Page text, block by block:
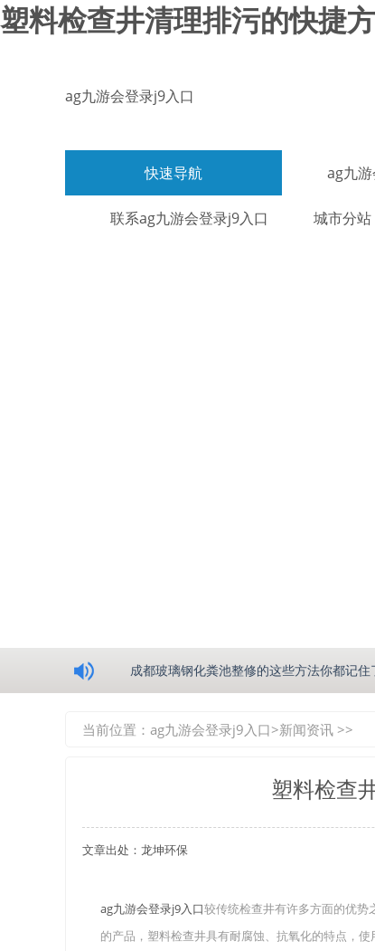
塑料检查井清理排污的快捷
ag九游会登录j9入口
快速导航 ag九
联系ag九游会登录j9入口 城市分站
成都玻璃钢化粪池整修的这些方法你都记住
四川玻璃钢化粪池逐渐取代传统玻璃钢化
关于重庆玻璃钢化粪池的这些基础知识你都
在安装绵阳玻璃钢化粪池时可能遇到这些难
当前位置： ag九游会登录j9入口>新闻资讯 >>
塑料检查
文章出处：龙坤环保
ag九游会登录j9入口较传统检查井有许多方面的优势
的产品，塑料检查井具有耐腐蚀、抗氧化的特点，